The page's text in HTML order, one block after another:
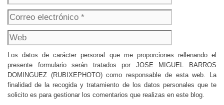
electrónico
Los datos de carácter personal que me proporciones rellenando el
presente formulario serán tratados por JOSE MIGUEL BARROS
DOMINGUEZ (RUBIXEPHOTO) como responsable de esta web. La
finalidad de la recogida y tratamiento de los datos personales que te
solicito es para gestionar los comentarios que realizas en este blog.